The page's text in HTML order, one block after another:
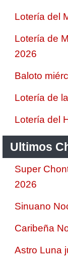
Lotería del
Lotería de
2026
Baloto
Lotería de
Lotería del
Ultimos
Super
2026
Sinuano
Caribeña
Astro Luna